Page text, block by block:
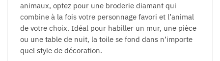
animaux, optez pour une broderie diamant qui
combine à la fois votre personnage favori et l’animal
de votre choix. Idéal pour habiller un mur, une pièce
ou une table de nuit, la toile se fond dans n’importe
quel style de décoration.